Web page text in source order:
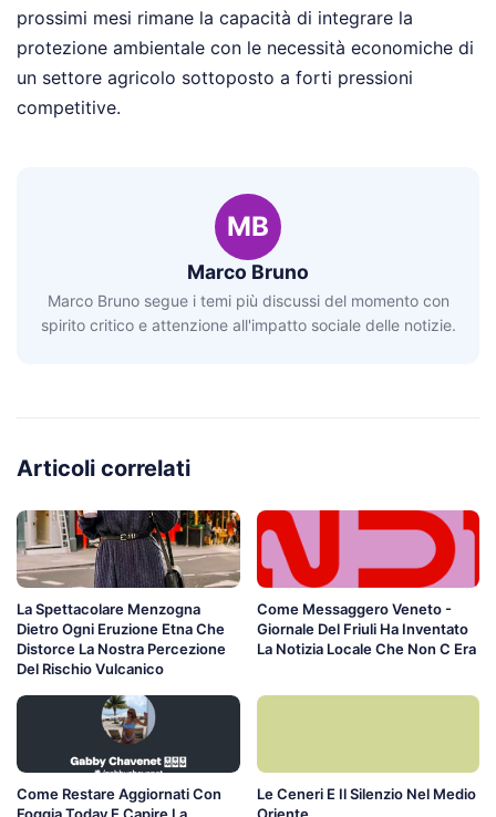
prossimi mesi rimane la capacità di integrare la
protezione ambientale con le necessità economiche di
un settore agricolo sottoposto a forti pressioni
competitive.
MB
Marco Bruno
Marco Bruno segue i temi più discussi del momento con
spirito critico e attenzione all'impatto sociale delle notizie.
Articoli correlati
La Spettacolare Menzogna
Dietro Ogni Eruzione Etna Che
Distorce La Nostra Percezione
Del Rischio Vulcanico
Come Messaggero Veneto -
Giornale Del Friuli Ha Inventato
La Notizia Locale Che Non C Era
Come Restare Aggiornati Con
Le Ceneri E Il Silenzio Nel Medio